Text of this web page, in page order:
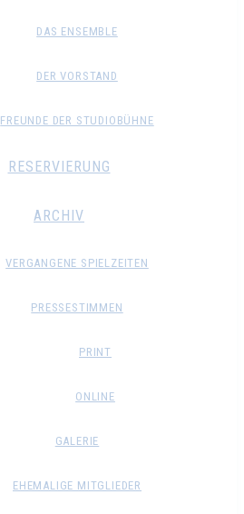
DAS ENSEMBLE
DER VORSTAND
FREUNDE DER STUDIOBÜHNE
RESERVIERUNG
ARCHIV
VERGANGENE SPIELZEITEN
PRESSESTIMMEN
PRINT
ONLINE
GALERIE
EHEMALIGE MITGLIEDER